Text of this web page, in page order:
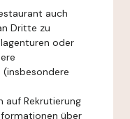
auch
Dritte zu
oder
auf Rekrutierung
über